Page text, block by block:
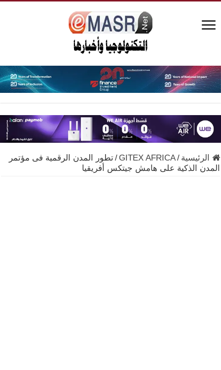
الرئيسية /
GITEX AFRICA
/ تطور المدن الرقمية فى مؤتمر
المدن الذكية على هامش جيتكس أفريقيا